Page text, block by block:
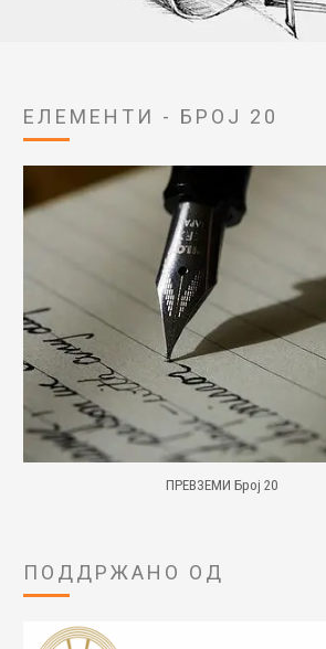
ЕЛЕМЕНТИ - БРОЈ 20
ПРЕВЗЕМИ Број 20
ПОДДРЖАНО ОД